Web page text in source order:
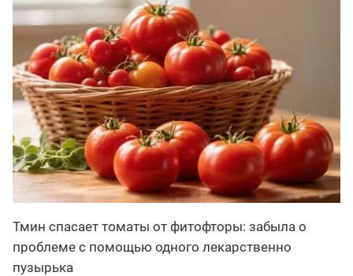
Тмин спасает томаты от фитофторы: забыла о
проблеме с помощью одного лекарственно
пузырька